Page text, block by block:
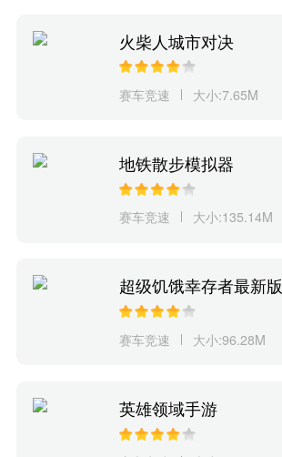
火柴人城市对决
赛车竞速 大小:7.65M
地铁散步模拟器
赛车竞速 大小:135.14M
超级饥饿幸存者最新版
赛车竞速 大小:96.28M
英雄领域手游